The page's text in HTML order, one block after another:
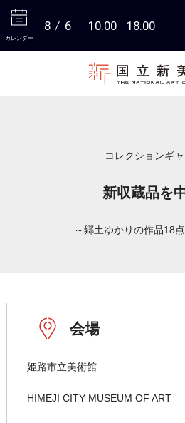
カレンダー
8 6 10:00 18:00
コレクションギ
新収蔵品を
～郷土ゆかりの作品18
会場
姫路市立美術館
HIMEJI CITY MUSEUM OF ART